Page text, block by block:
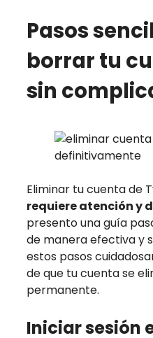
Pasos
borrar tu
sin
Eliminar tu cuenta de
requiere atención y
presento una guía
de manera efectiva y
estos pasos
de que tu cuenta se
permanente.
Iniciar sesión